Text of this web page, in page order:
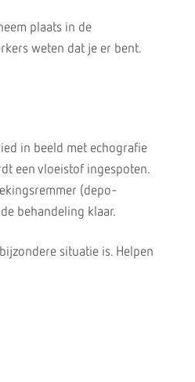
plaats in de
weten dat je er bent.
in beeld met echografie
een vloeistof ingespoten.
(depo-
behandeling klaar.
situatie is. Helpen